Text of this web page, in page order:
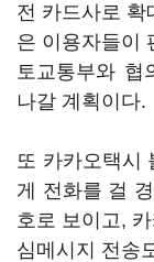
전 카드사로 확
은 이용자들이
토교통부와 협
나갈 계획이다.
또 카카오택시
게 전화를 걸
호로 보이고,
심메시지 전송